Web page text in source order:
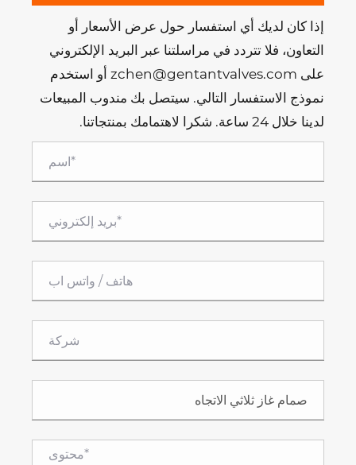
إذا كان لديك أي استفسار حول عرض الأسعار أو
التعاون، فلا تتردد في مراسلتنا عبر البريد الإلكتروني
على zchen@gentantvalves.com أو استخدم
نموذج الاستفسار التالي. سيتصل بك مندوب المبيعات
لدينا خلال 24 ساعة. شكرا لاهتمامك بمنتجاتنا.